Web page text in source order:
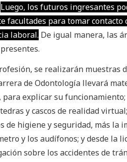
Luego, los futuros ingresantes
facultades para tomar contacto
laboral. De igual manera, las
se realizarán muestras
de Odontología llevará
para explicar su funcionamiento;
y cascos de realidad
de higiene y seguridad, más la
y los audífonos; y desde la
sobre los accidentes de